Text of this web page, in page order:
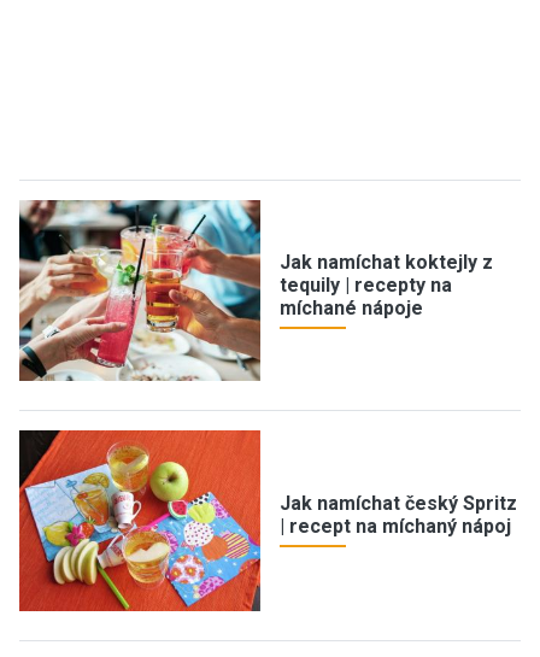
Jak namíchat koktejly z
tequily | recepty na
míchané nápoje
Jak namíchat český Spritz
| recept na míchaný nápoj